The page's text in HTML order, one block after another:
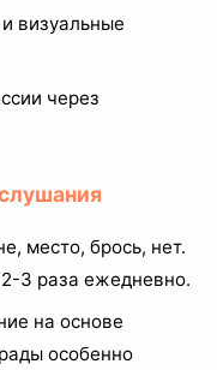
визуальные
через
место, брось, нет.
2-3 раза ежедневно.
на основе
особенно